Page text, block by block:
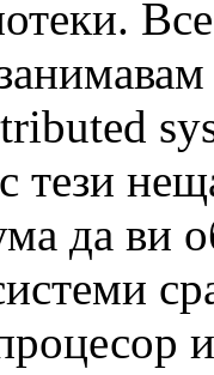
тези
да ви